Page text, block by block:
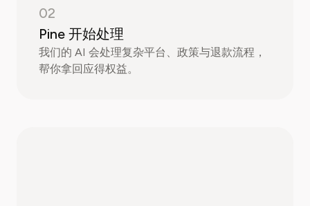
02
Pine 开始处理
我们的 AI 会处理复杂平台、政策与退款流程，
帮你拿回应得权益。